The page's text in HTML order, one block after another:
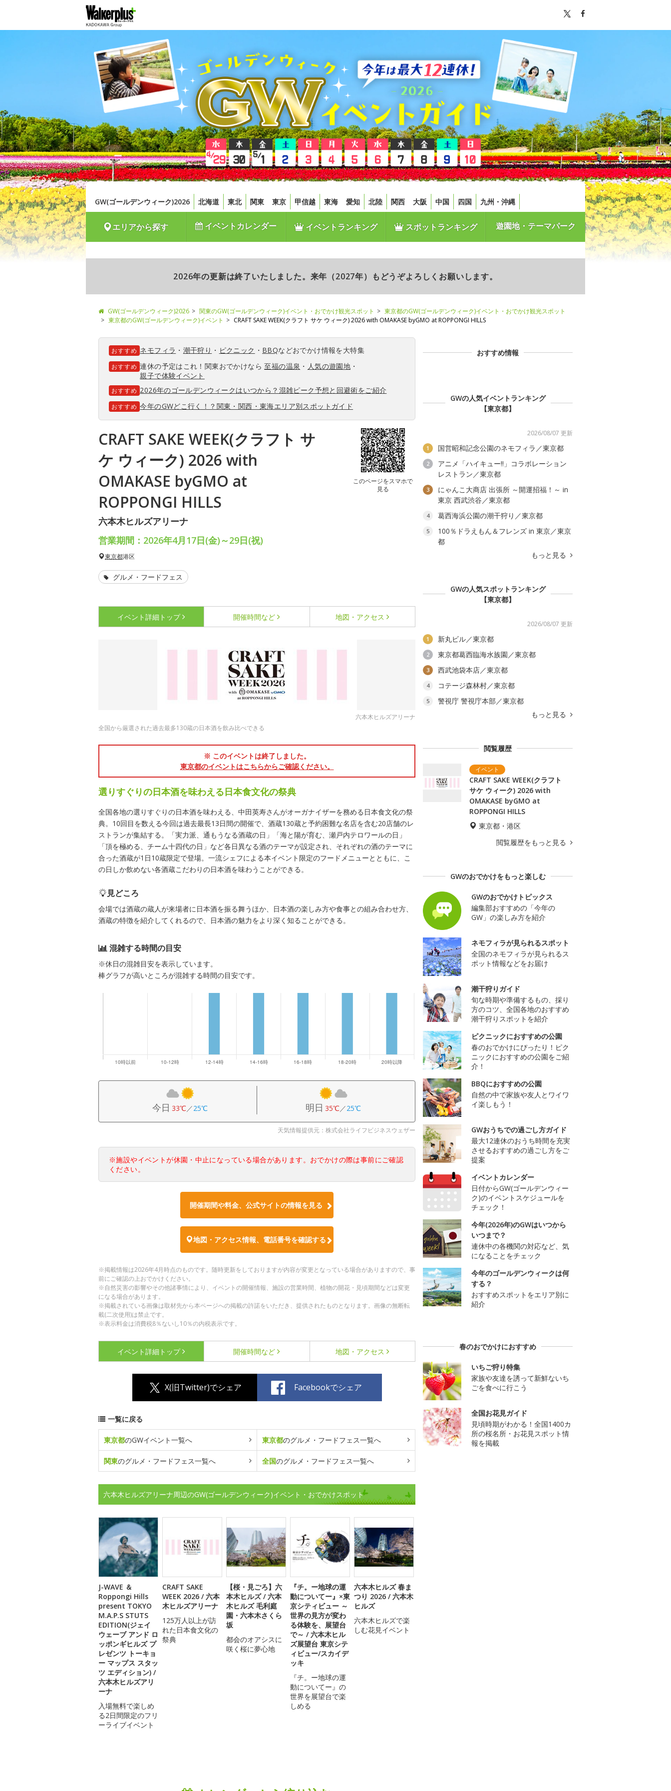
GW(ゴールデンウィーク)2026 北海道 東北 関東 東京 甲信越 東海 愛知 北陸 関西 大阪 中国 四国 九州・沖縄
エリアから探す イベントカレンダー イベントランキング スポットランキング 遊園地・テーマパーク
2026年の更新は終了いたしました。来年（2027年）もどうぞよろしくお願いします。
GW(ゴールデンウィーク)2026 関東のGW(ゴールデンウィーク)イベント・おでかけ観光スポット
東京都のGW(ゴールデンウィーク)イベント・おでかけ観光スポット
東京都のGW(ゴールデンウィーク)イベント
CRAFT SAKE WEEK(クラフト サケ ウィーク) 2026 with OMAKASE byGMO at ROPPONGI HILLS
おすすめ ネモフィラ ・ 潮干狩り ・ ピクニック ・ BBQなどおでかけ情報を大特集
おすすめ 連休の予定はこれ！関東おでかけなら至福の温泉 ・ 人気の遊園地 ・
親子で体験イベント
おすすめ 2026年のゴールデンウィークはいつから？混雑ピーク予想と回避術をご紹介
おすすめ 今年のGWどこ行く！？関東・関西・東海エリア別スポットガイド
CRAFT SAKE WEEK(クラフト サ
ケ ウィーク) 2026 with
OMAKASE byGMO at
ROPPONGI HILLS
六本木ヒルズアリーナ
このページをスマホで
見る
営業期間：2026年4月17日(金)～29日(祝)
東京都港区
グルメ・フードフェス
イベント詳細 トップ 開催時間など 地図・アクセス
六本木ヒルズアリーナ
全国から厳選された過去最多130蔵の日本酒を飲み比べできる
※ このイベントは終了しました。
東京都のイベントはこちらからご確認ください。
選りすぐりの日本酒を味わえる日本食文化の祭典
全国各地の選りすぐりの日本酒を味わえる、中田英寿さんがオーガナイザーを務める日本食文化の祭
典。10回目を数える今回は過去最長13日間の開催で、酒蔵130蔵と予約困難な名店を含む20店舗のレ
ストランが集結する。「実力派、通もうなる酒蔵の日」「海と陽が育む、瀬戸内テロワールの日」
「頂を極める、チーム十四代の日」など各日異なる酒のテーマが設定され、それぞれの酒のテーマに
合った酒蔵が1日10蔵限定で登場。一流シェフによる本イベント限定のフードメニューとともに、こ
の日しか飲めない各酒蔵こだわりの日本酒を味わうことができる。
見どころ
会場では酒蔵の蔵人が来場者に日本酒を振る舞うほか、日本酒の楽しみ方や食事との組み合わせ方、
酒蔵の特徴を紹介してくれるので、日本酒の魅力をより深く知ることができる。
混雑する時間の目安
※休日の混雑目安を表示しています。
棒グラフが高いところが混雑する時間の目安です。
今日 33℃／25℃ 明日 35℃／25℃
天気情報提供元：株式会社ライフビジネスウェザー
※施設やイベントが休園・中止になっている場合があります。おでかけの際は事前にご確認
ください。
開催期間や料金、公式サイトの情報を見る
地図・アクセス情報、電話番号を確認する
※掲載情報は2026年4月時点のものです。随時更新をしておりますが内容が変更となっている場合がありますので、事
前にご確認の上おでかけください。
※自然災害の影響やその他諸事情により、イベントの開催情報、施設の営業時間、植物の開花・見頃期間などは変更
になる場合があります。
※掲載されている画像は取材先から本ページへの掲載の許諾をいただき、提供されたものとなります。画像の無断転
載(二次使用)は禁止です。
※表示料金は消費税8％ないし10％の内税表示です。
イベント詳細 トップ 開催時間など 地図・アクセス
X(旧Twitter)でシェア Facebookでシェア
一覧に戻る
東京都のGWイベント一覧へ 東京都のグルメ・フードフェス一覧へ
関東のグルメ・フードフェス一覧へ 全国のグルメ・フードフェス一覧へ
六本木ヒルズアリーナ周辺のGW(ゴールデンウィーク)イベント・おでかけスポット
J-WAVE ＆
Roppongi Hills
present TOKYO
M.A.P.S STUTS
EDITION(ジェイ
ウェーブ アンド ロ
ッポンギヒルズ プ
レゼンツ トーキョ
ー マップス スタッ
ツ エディション) /
六本木ヒルズアリ
ーナ
入場無料で楽しめ
る2日間限定のフリ
ーライブイベント
CRAFT SAKE
WEEK 2026 / 六本
木ヒルズアリーナ
125万人以上が訪
れた日本食文化の
祭典
【桜・見ごろ】六
本木ヒルズ / 六本
木ヒルズ 毛利庭
園・六本木さくら
坂
都会のオアシスに
咲く桜に夢心地
『チ。ー地球の運
動についてー』×東
京シティビュー ～
世界の見方が変わ
る体験を、展望台
で～ / 六本木ヒル
ズ展望台 東京シテ
ィビュー/スカイデ
ッキ
『チ。ー地球の運
動についてー』の
世界を展望台で楽
しめる
六本木ヒルズ 春ま
つり 2026 / 六本木
ヒルズ
六本木ヒルズで楽
しむ花見イベント
おすすめ情報
GWの人気イベントランキング
【東京都】
2026/08/07 更新
1 国営昭和記念公園のネモフィラ／東京都
2
アニメ「ハイキュー!!」コラボレーション
レストラン／東京都
3
にゃんこ大商店 出張所 ～開運招福！～ in
東京 西武渋谷／東京都
4 葛西海浜公園の潮干狩り／東京都
5
100％ドラえもん＆フレンズ in 東京／東京
都
もっと見る
GWの人気スポットランキング
【東京都】
2026/08/07 更新
1 新丸ビル／東京都
2 東京都葛西臨海水族園／東京都
3 西武池袋本店／東京都
4 コテージ森林村／東京都
5
警視庁 警視庁本部／東京都
もっと見る
閲覧履歴
CRAFT SAKE WEEK(クラフト
サケ ウィーク) 2026 with
OMAKASE byGMO at
ROPPONGI HILLS
東京都・港区
閲覧履歴をもっと見る
GWのおでかけをもっと楽しむ
GWのおでかけトピックス
編集部おすすめの「今年の
GW」の楽しみ方を紹介
ネモフィラが見られるスポット
全国のネモフィラが見られるス
ポット情報などをお届け
潮干狩りガイド
旬な時期や準備するもの、採り
方のコツ、全国各地のおすすめ
潮干狩りスポットを紹介
ピクニックにおすすめの公園
春のおでかけにぴったり！ピク
ニックにおすすめの公園をご紹
介！
BBQにおすすめの公園
自然の中で家族や友人とワイワ
イ楽しもう！
GWおうちでの過ごし方ガイド
最大12連休のおうち時間を充実
させるおすすめの過ごし方をご
提案
イベントカレンダー
日付からGW(ゴールデンウィー
ク)のイベントスケジュールを
チェック！
今年(2026年)のGWはいつから
いつまで？
連休中の各機関の対応など、気
になることをチェック
今年のゴールデンウィークは何
する？
おすすめスポットをエリア別に
紹介
春のおでかけにおすすめ
いちご狩り特集
家族や友達を誘って新鮮ないち
ごを食べに行こう
全国お花見ガイド
見頃時期がわかる！全国1400カ
所の桜名所・お花見スポット情
報を掲載